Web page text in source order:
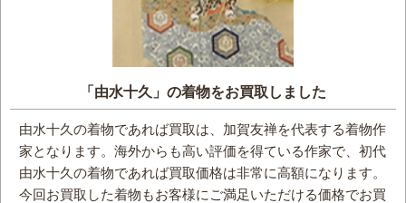
「由水十久」の着物をお買取しました
由水十久の着物であれば買取は、加賀友禅を代表する着物作
家となります。海外からも高い評価を得ている作家で、初代
由水十久の着物であれば買取価格は非常に高額になります。
今回お買取した着物もお客様にご満足いただける価格でお買